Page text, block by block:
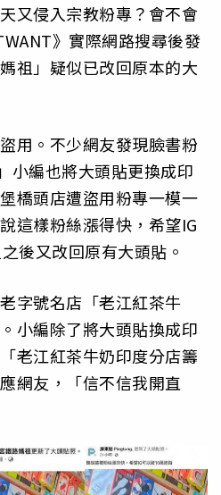
又侵入宗教粉專？會不會
》實際網路搜尋後發
祖」疑似已改回原本的大
用。不少網友發現臉書粉
編也將大頭貼更換成印
橋頭店遭盜用粉專一模一
這樣粉絲漲得快，希望IG
後又改回原有大頭貼。
字號名店「老江紅茶牛
小編除了將大頭貼換成印
老江紅茶牛奶印度分店籌
網友，「信不信我開直